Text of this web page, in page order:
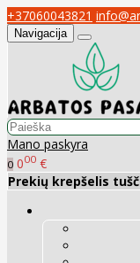
+37060043821
Navigacija
Mano paskyra
0 000 €
Prekių krepšelis